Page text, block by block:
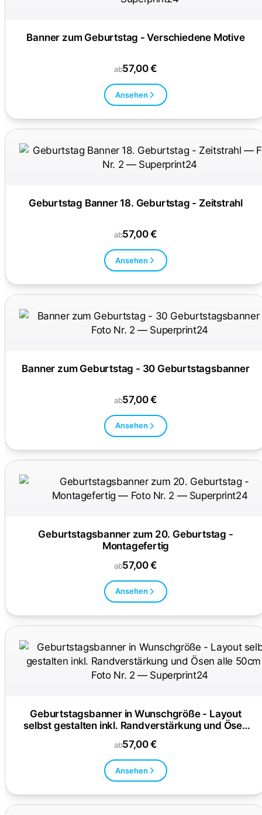
Banner zum Geburtstag - Verschiedene Motive
ab57,00 €
Ansehen
Geburtstag Banner 18. Geburtstag - Zeitstrahl
ab57,00 €
Ansehen
Banner zum Geburtstag - 30 Geburtstagsbanner
ab57,00 €
Ansehen
Geburtstagsbanner zum 20. Geburtstag -
Montagefertig
ab57,00 €
Ansehen
Geburtstagsbanner in Wunschgröße - Layout
selbst gestalten inkl. Randverstärkung und Ösen
ab57,00 €
Ansehen